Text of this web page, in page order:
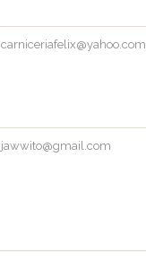
carniceriafelix@yahoo.com
jawwito@gmail.com